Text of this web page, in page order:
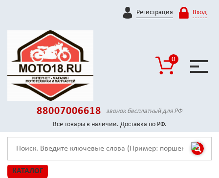
Регистрация Вход
0
88007006618
звонок бесплатный для РФ
Все товары в наличии. Доставка по РФ.
КАТАЛОГ